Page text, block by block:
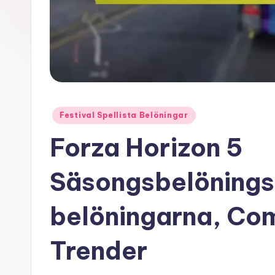
Posted
Festival Spellista Belöningar
Forza Horizon 5
belöningarna,
Trender